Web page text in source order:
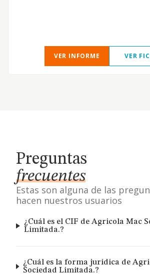
VER INFORME VER
Preguntas
frecuentes
Estas son alguna de las
hacen nuestros usuarios
¿Cuál es el CIF de Agricola Mac
Limitada.?
¿Cuál es la forma jurídica de
Sociedad Limitada.?